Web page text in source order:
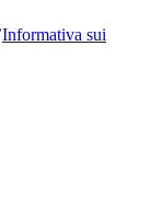
Informativa sui